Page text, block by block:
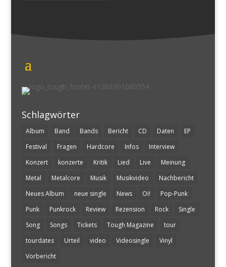
Schlagwörter
Album Band Bands Bericht CD Daten
EP
Festival
Fragen Hardcore Infos
Interview
Konzert
konzerte Kritik Lied Live
Meinung
Metal
Metalcore Musik Musikvideo
Nachbericht
Neues Album
neue single News Oi!
Pop-Punk
Punk
Punkrock Review Rezension Rock
Single
Song
Songs Tickets Tough Magazine
tour
tourdates
Urteil video Videosingle
Vinyl
Vorbericht